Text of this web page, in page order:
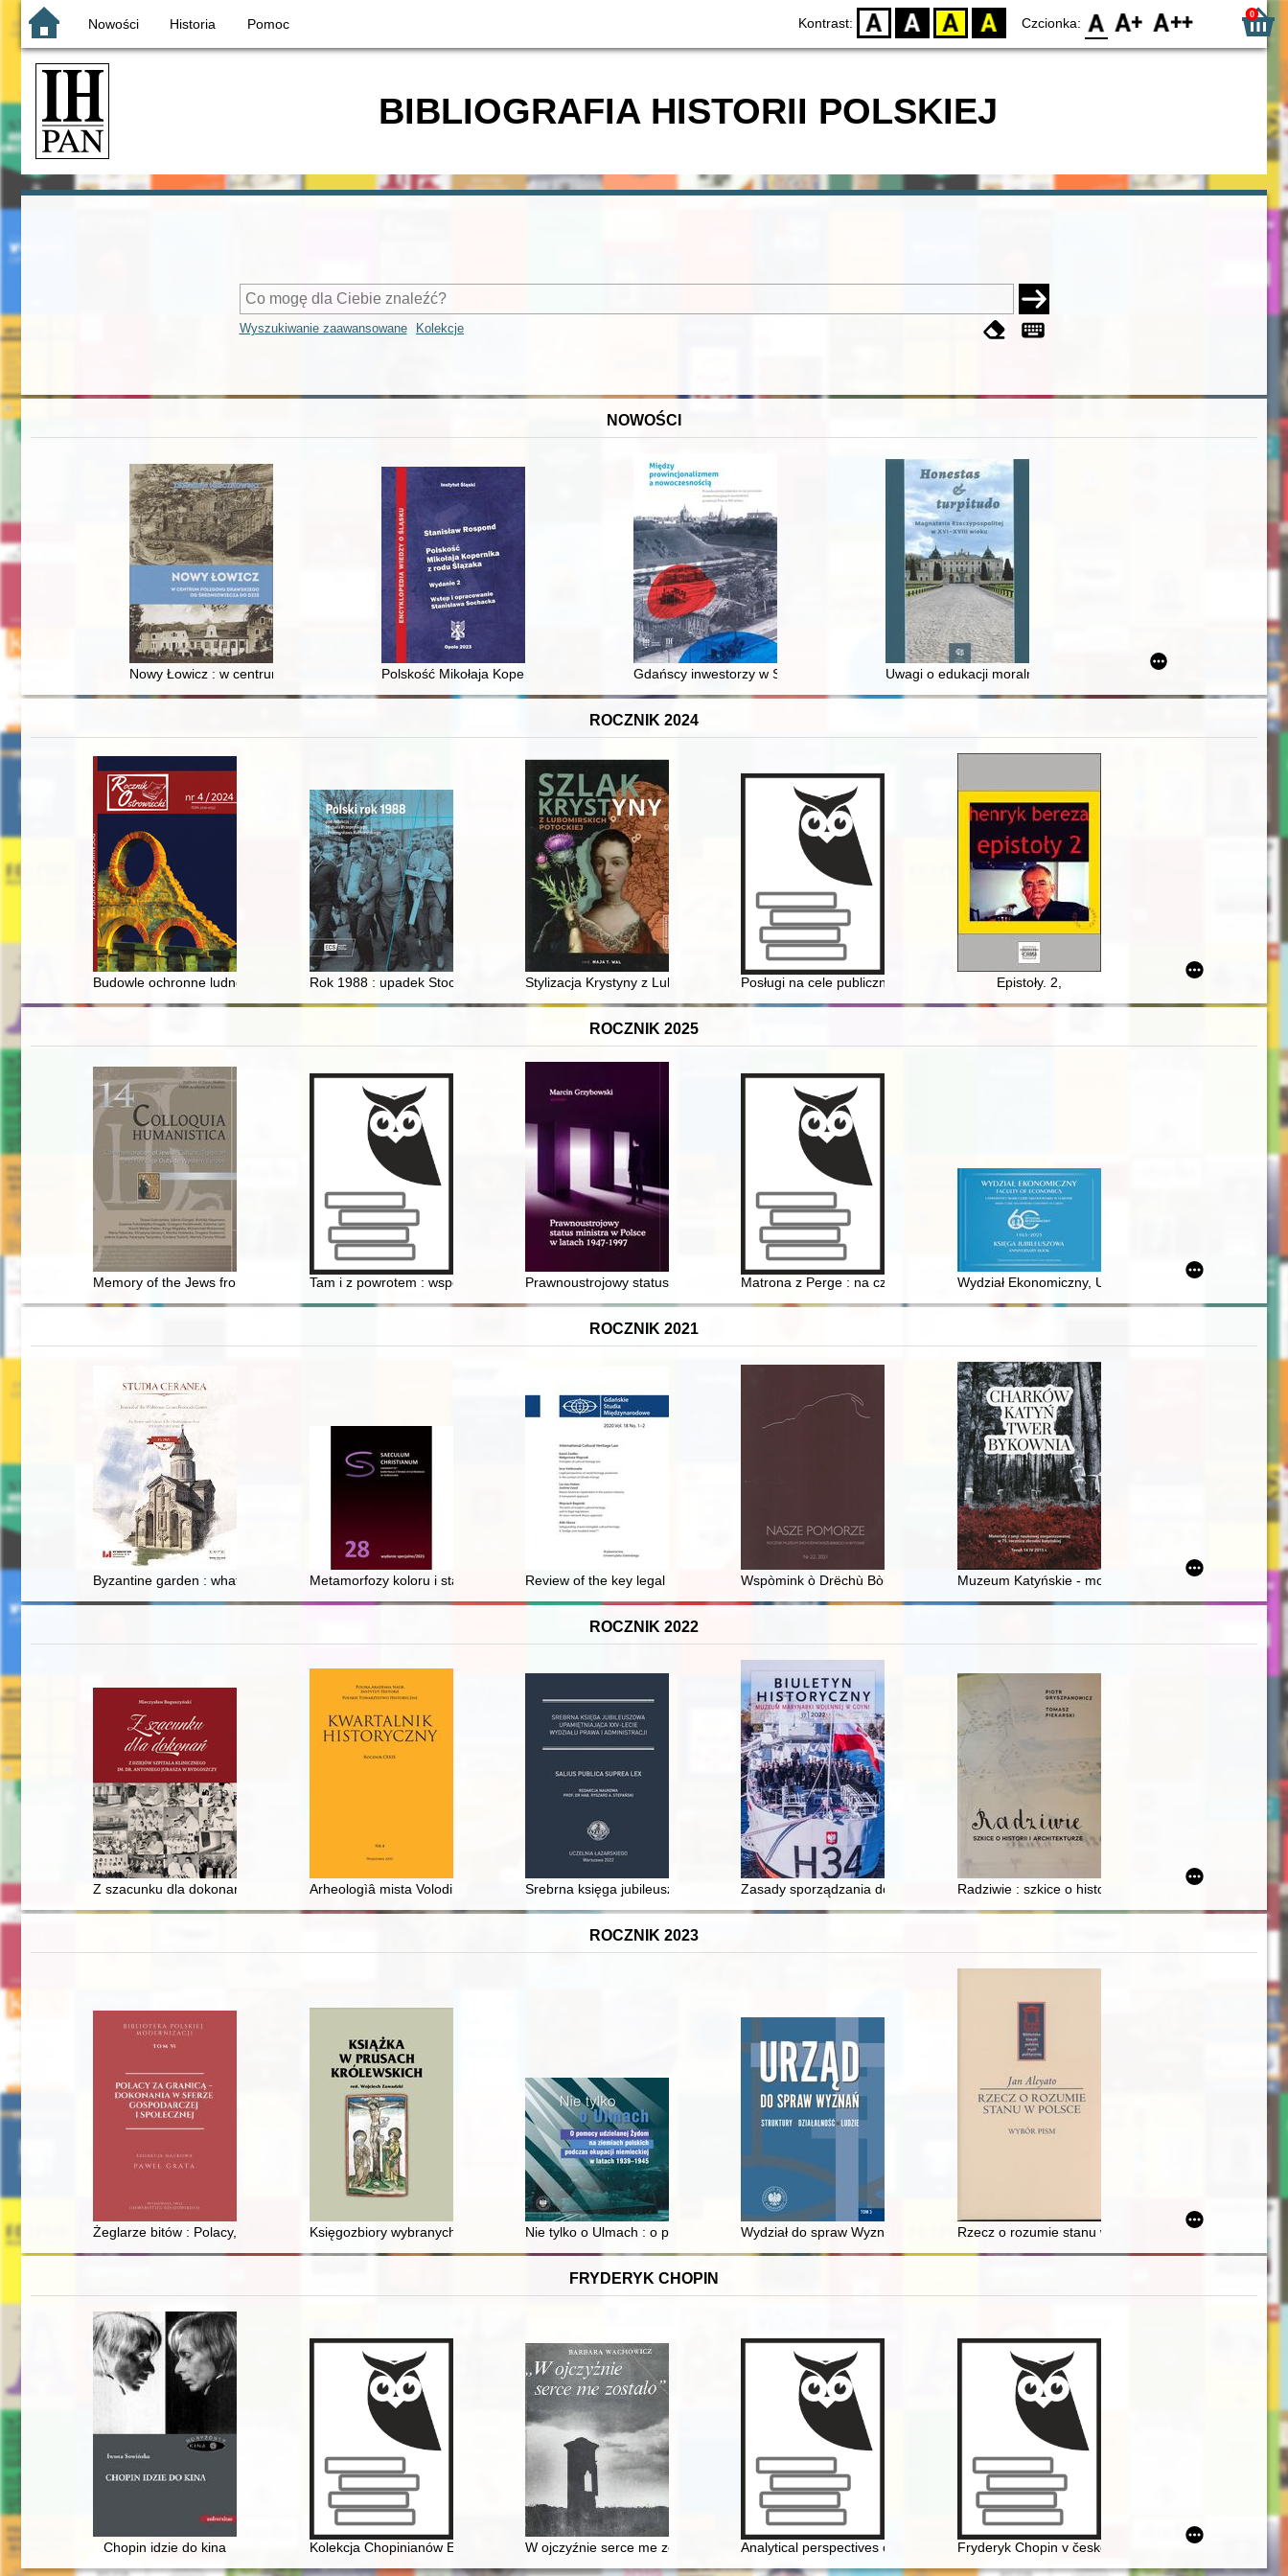
Nowości Historia Pomoc Kontrast: D BW YB BY Czcionka: F0 F1 F2 0
BIBLIOGRAFIA HISTORII POLSKIEJ
Wyszukiwanie zaawansowane Kolekcje
NOWOŚCI
Nowy Łowicz : w centrum poligonu drawskiego od średniowiecza do dziś
Polskość Mikołaja Kopernika z rodu ŚlązakaGdańscy inwestorzy w Sopocie : prestiż finansowy i towarzyski lokalnego mieszczaństwa w 2. poł. XIX w
Uwagi o edukacji moralnej synów szlacheckich w XVI-wiecznej
ROCZNIK 2024
Budowle ochronne ludności miasta Ostrowca Świętokrzyskiego wczoraj i dzisiaj
Rok 1988 : upadek Stoczni Gdańskiej im. LeninaStylizacja Krystyny z Lubomirskich Potockiej w świetle innych XVII-wiecznych portretów kobiecych
Posługi na cele publiczne w II RzeczypospolitejEpistoły. 2,
ROCZNIK 2025
Memory of the Jews from PomeraniaTam i z powrotem : wspomnienia artystki Teatru Wielkiego w Warszawie
Prawnoustrojowy status ministra w Polsce w latach 1947-1997Matrona z Perge : na czele podwójnego klasztoru w Konstanynopolu = Matrona of
Wydział Ekonomiczny, Uniwersytet Marii Curie-
ROCZNIK 2021
Byzantine garden : what to plant in the garden according to 12th book of "Geoponica" by Cassianus Bassus
Metamorfozy koloru i stałość inspiracji : uwagi o wystroju i wyposażeniu sanktuarium Chrystusa Ukrzyżowanego w Kobylance
Review of the key legal acts concerning the protection of historical monuments in Poland from 1918 onwards
Wspòmink ò Drëchù Bòlesławie Muzeum Katyńskie - monument katyński
ROCZNIK 2022
Z szacunku dla dokonań : z dziejów Szpitala Klinicznego im. dr. Antoniego Jurasza w Bydgoszczy
Arheologìâ mista Volodimira, monografìâ]Srebrna księga jubileuszowa upamiętniająca XXV-lecie Wydziału Prawa i Administracji : salius publica suprea lex
Zasady sporządzania dokumentów bojowych, umówione znaki taktyczne i skróty
Radziwie : szkice o historii i architekturze
ROCZNIK 2023
Żeglarze bitów : Polacy, którzy zmieniają przestrzeń wirtualnąKsięgozbiory wybranych bibliotek klasztornych w Gdańsku w XVI-XVIII wieku
Nie tylko o Ulmach : o pomocy udzielanej Żydom na ziemiach polskich podczas okupacji niemieckiej w latach 1939-1945
Wydział do spraw Wyznań w województwie poznańskim w latach 1970-1975
Rzecz o rozumie stanu w Polsce : wybór pism
FRYDERYK CHOPIN
Chopin idzie do kina Kolekcja Chopinianów Edourda Ganche'a w KrakowieW ojczyźnie serce me zostało". Szlakiem Mickiewicza, Słowackiego, Chopina, Sienkiewicza, Orzeszkowej, Reymonta,
Analytical perspectives on the music of ChopinFryderyk Chopin v české literatuóe